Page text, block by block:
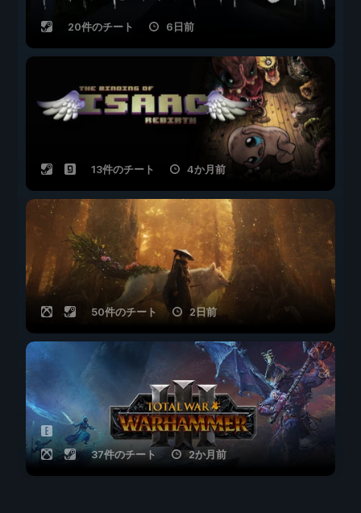
20件のチート 6日前
13件のチート 4か月前
50件のチート 2日前
37件のチート 2か月前